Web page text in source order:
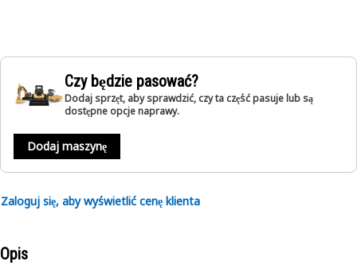
Czy będzie pasować?
Dodaj sprzęt, aby sprawdzić, czy ta część pasuje lub są
dostępne opcje naprawy.
Dodaj maszynę
Zaloguj się, aby wyświetlić cenę klienta
Opis